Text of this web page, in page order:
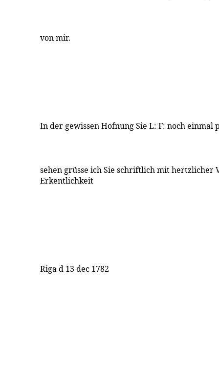
von mir.
In der gewissen Hofnung Sie L: F: noch einmal
sehen grüsse ich Sie schriftlich mit hertzlicher
Erkentlichkeit
Riga d 13 dec 1782